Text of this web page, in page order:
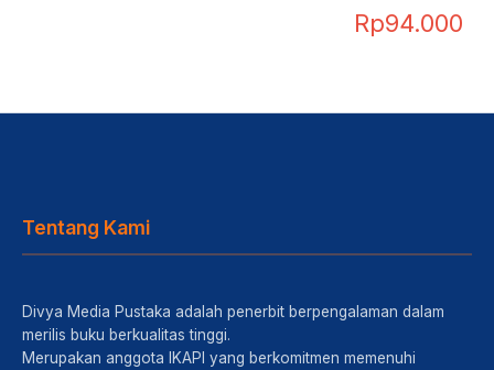
Rp94.000
Tentang Kami
Divya Media Pustaka adalah penerbit berpengalaman dalam
merilis buku berkualitas tinggi.
Merupakan anggota IKAPI yang berkomitmen memenuhi